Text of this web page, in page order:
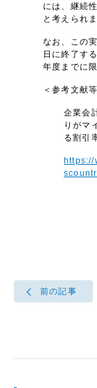
には、継続
と考えられま
なお、この
日に終了す
年度までに
＜参考文献等
企業会
りがマ
る割引
https://
前の記事